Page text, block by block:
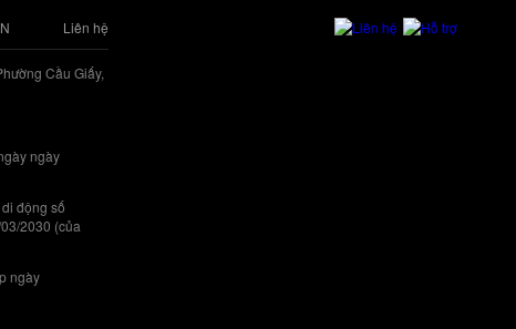
Liên hệ
Cầu Giấy,
ngày
động số
2030 (của
ngày